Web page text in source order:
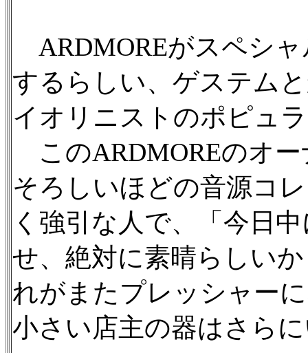
ARDMOREがスペシ
するらしい、ゲステム
イオリニストのポピュ
このARDMOREのオ
そろしいほどの音源コ
く強引な人で、「今日
せ、絶対に素晴らしい
れがまたプレッシャー
小さい店主の器はさら